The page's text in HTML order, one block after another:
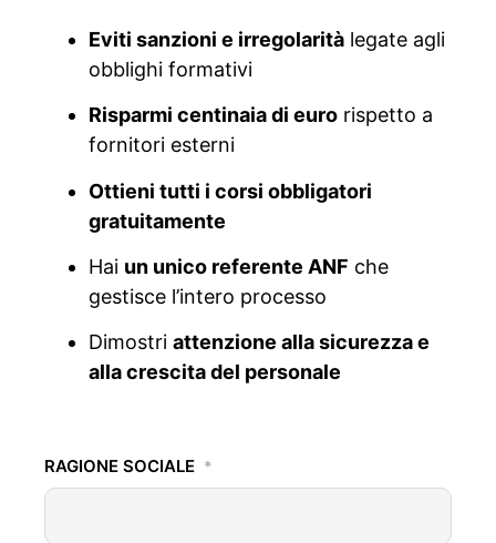
Eviti sanzioni e irregolarità legate agli
obblighi formativi
Risparmi centinaia di euro rispetto a
fornitori esterni
Ottieni tutti i corsi obbligatori
gratuitamente
Hai un unico referente ANF che
gestisce l’intero processo
Dimostri attenzione alla sicurezza e
alla crescita del personale
RAGIONE SOCIALE *